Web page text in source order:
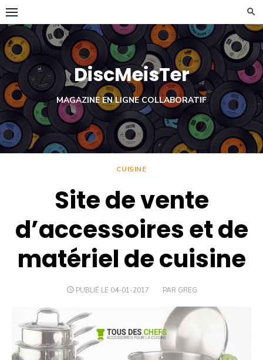
Skip
to
content
DiscMeisTer
MAGAZINE EN LIGNE COLLABORATIF
CUISINE
Site de vente
d’accessoires et de
matériel de cuisine
PUBLIÉ LE 04-01-2017 PAR GREG